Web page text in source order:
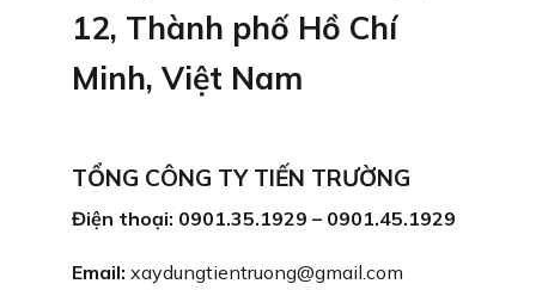
12, Thành phố Hồ Chí
Minh, Việt Nam
TỔNG CÔNG TY TIẾN TRƯỜNG
Điện thoại: 0901.35.1929 – 0901.45.1929
Email: xaydungtientruong@gmail.com